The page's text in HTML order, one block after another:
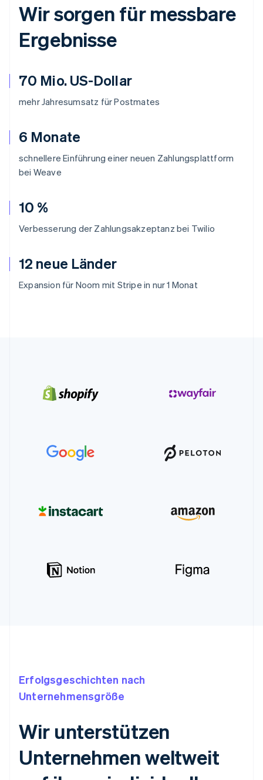
Wir sorgen für messbare
Ergebnisse
70 Mio. US-Dollar
mehr Jahresumsatz für Postmates
6 Monate
schnellere Einführung einer neuen Zahlungsplattform
bei Weave
10 %
Verbesserung der Zahlungsakzeptanz bei Twilio
12 neue Länder
Expansion für Noom mit Stripe in nur 1 Monat
Erfolgsgeschichten nach
Unternehmensgröße
Wir unterstützen
Unternehmen weltweit